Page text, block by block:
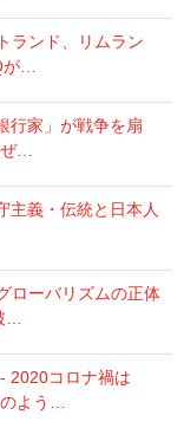
ランド、リムラン
が…
行家」が戦争を扇
ぜ…
主義・伝統と日本人
ローバリズムの正体
…
2020コロナ禍は
のよう…